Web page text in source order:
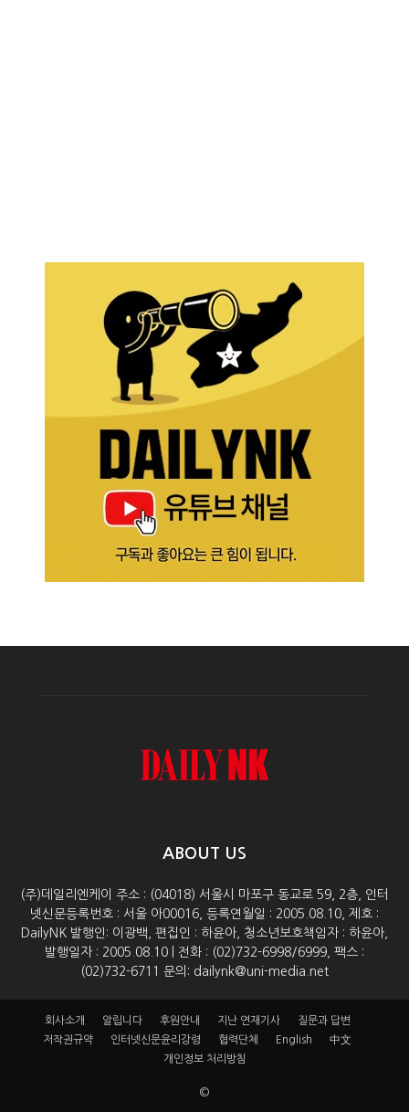
ABOUT US
(주)데일리엔케이 주소 : (04018) 서울시 마포구 동교로 59, 2층, 인터
넷신문등록번호 : 서울 아00016, 등록연월일 : 2005.08.10, 제호 :
DailyNK 발행인: 이광백, 편집인 : 하윤아, 청소년보호책임자 : 하윤아,
발행일자 : 2005.08.10 | 전화 : (02)732-6998/6999, 팩스 :
(02)732-6711 문의: dailynk@uni-media.net
회사소개 알립니다 후원안내 지난 연재기사
질문과 답변
저작권규약
인터넷신문윤리강령 협력단체 English
中文
개인정보 처리방침
©